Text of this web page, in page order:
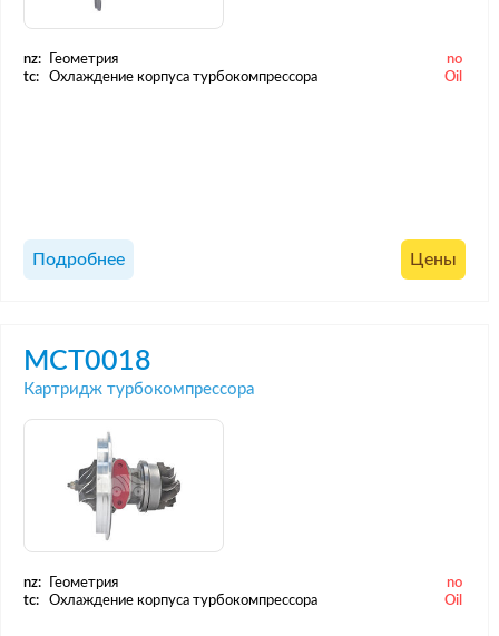
nz: Геометрия
no
tc:
Охлаждение корпуса турбокомпрессора Oil
Подробнее Цены
MCT0018
Картридж турбокомпрессора
nz: Геометрия
no
tc:
Охлаждение корпуса турбокомпрессора Oil